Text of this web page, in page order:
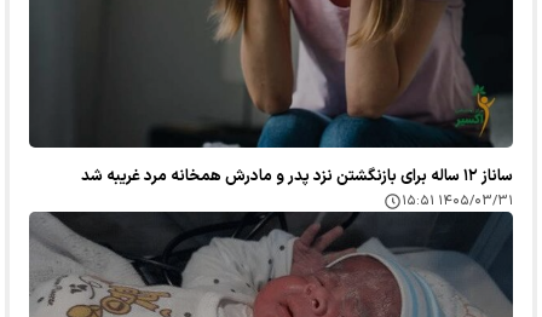
ساناز ۱۲ ساله برای بازنگشتن نزد پدر و مادرش همخانه مرد غریبه شد
۱۴۰۵/۰۳/۳۱ ۱۵:۵۱